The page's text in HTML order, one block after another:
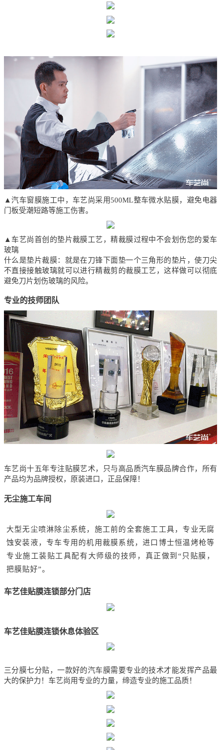
▲汽车窗膜施工中，车艺尚采用500ML整车微水贴膜，避免电器
门板受潮短路等施工伤害。
▲车艺尚首创的垫片裁膜工艺，精裁膜过程中不会划伤您的爱车
玻璃
什么是垫片裁膜：就是在刀锋下面垫一个三角形的垫片，使刀尖
不直接接触玻璃就可以进行精裁剪的裁膜工艺，这样做可以彻底
避免刀片划伤玻璃的风险。
专业的技师团队
车艺尚十五年专注贴膜艺术，只与高品质汽车膜品牌合作，所有
产品均为品牌授权，原装进口，正品保障！
无尘施工车间
大型无尘喷淋除尘系统，施工前的全套施工工具，专业无腐
蚀安装液，专车专用的机用裁膜系统，进口博士恒温烤枪等
专业施工装贴工具配有大师级的技师，真正做到“只贴膜，
把膜贴好”。
车艺佳贴膜连锁部分门店
车艺佳贴膜连锁休息体验区
三分膜七分贴，一款好的汽车膜需要专业的技术才能发挥产品最
大的保护力！车艺尚用专业的力量，缔造专业的施工品质！